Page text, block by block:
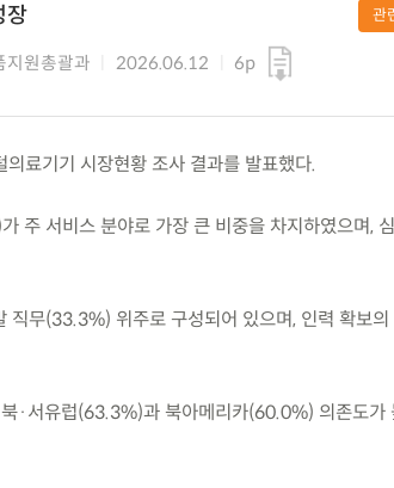
장
지원총괄과 2026.06.12 6p
관
료기기 시장현황 조사 결과를 발표했다.
주 서비스 분야로 가장 큰 비중을 차지하였으며,
무(33.3%) 위주로 구성되어 있으며, 인력 확보의
·서유럽(63.3%)과 북아메리카(60.0%) 의존도가